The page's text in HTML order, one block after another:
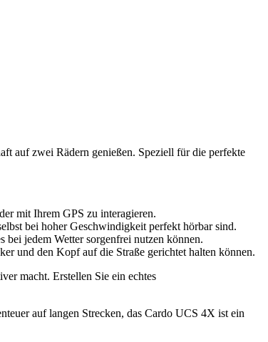
auf zwei Rädern genießen. Speziell für die perfekte
mit Ihrem GPS zu interagieren.
bei hoher Geschwindigkeit perfekt hörbar sind.
jedem Wetter sorgenfrei nutzen können.
und den Kopf auf die Straße gerichtet halten können.
macht. Erstellen Sie ein echtes
auf langen Strecken, das Cardo UCS 4X ist ein